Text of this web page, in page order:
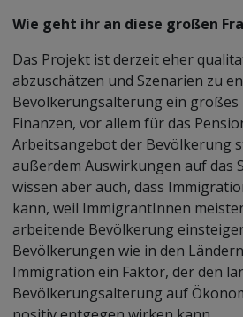
Wie geht ihr an diese großen
Das Projekt ist derzeit eher
abzuschätzen und Szenarien zu
Bevölkerungsalterung ein
Finanzen, vor allem für das
Arbeitsangebot der Bevölkerung
außerdem Auswirkungen auf das
wissen aber auch, dass
kann, weil ImmigrantInnen
arbeitende Bevölkerung
Bevölkerungen wie in den
Immigration ein Faktor, der den
Bevölkerungsalterung auf